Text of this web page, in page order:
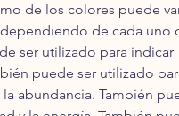
de los colores puede
de cada uno
ser utilizado para indicar
puede ser utilizado
abundancia. También